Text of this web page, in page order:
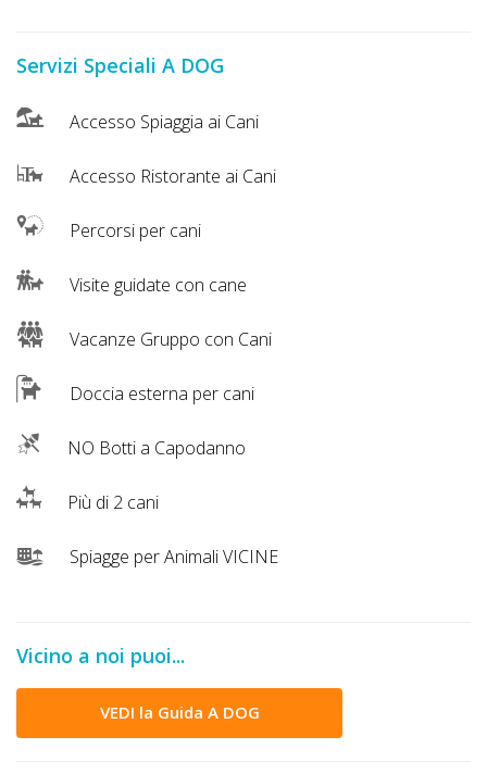
Registrati
Servizi Speciali A DOG
Accesso Spiaggia ai Cani
Accesso Ristorante ai Cani
Percorsi per cani
Visite guidate con cane
Vacanze Gruppo con Cani
Doccia esterna per cani
NO Botti a Capodanno
Più di 2 cani
Spiagge per Animali VICINE
Vicino a noi puoi...
VEDI la Guida A DOG